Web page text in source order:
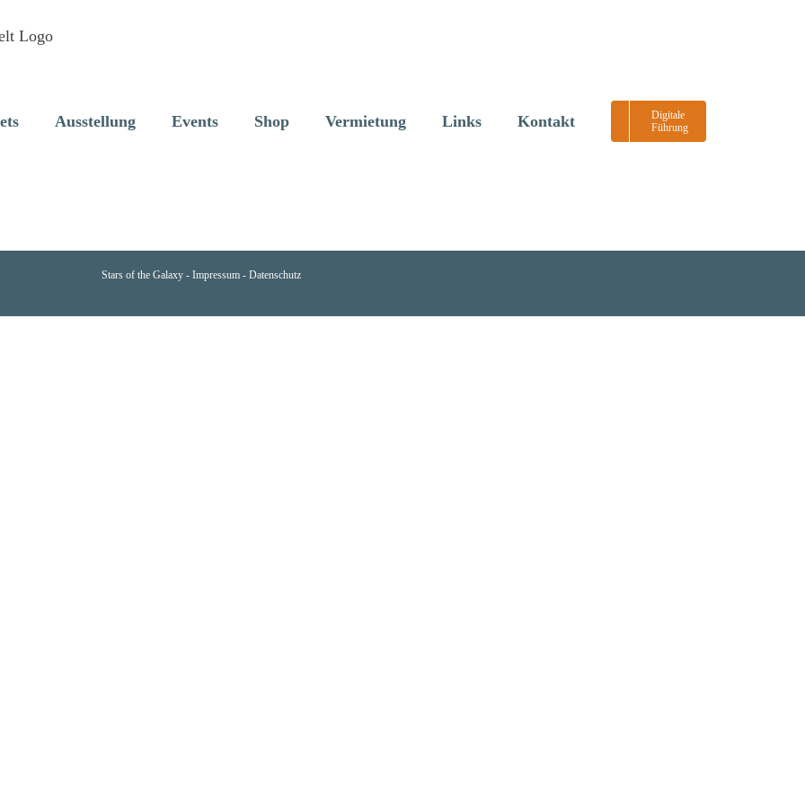
Ausstellung Events Shop Vermietung Links Kontakt
Digitale
Führung
Stars of the Galaxy - Impressum - Datenschutz